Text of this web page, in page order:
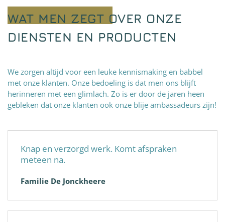
WAT MEN ZEGT OVER ONZE
DIENSTEN EN PRODUCTEN
We zorgen altijd voor een leuke kennismaking en babbel
met onze klanten. Onze bedoeling is dat men ons blijft
herinneren met een glimlach. Zo is er door de jaren heen
gebleken dat onze klanten ook onze blije ambassadeurs zijn!
Knap en verzorgd werk. Komt afspraken
meteen na.
Familie De Jonckheere